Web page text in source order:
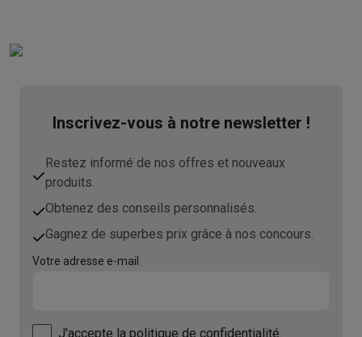
Inscrivez-vous à notre newsletter !
Restez informé de nos offres et nouveaux
produits.
Obtenez des conseils personnalisés.
Gagnez de superbes prix grâce à nos concours.
Votre adresse e-mail
J'accepte la politique de confidentialité.